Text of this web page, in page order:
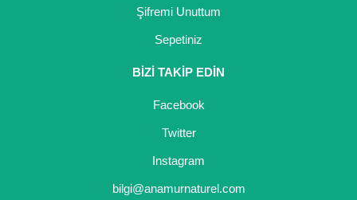
Şifremi Unuttum
Sepetiniz
BİZİ TAKİP EDİN
Facebook
Twitter
Instagram
bilgi@anamurnaturel.com